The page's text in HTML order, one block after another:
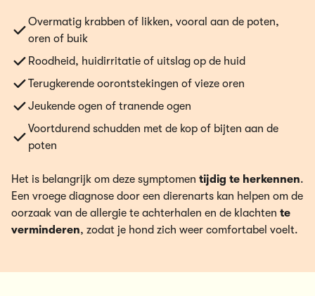
Overmatig krabben of likken, vooral aan de poten,
oren of buik
Roodheid, huidirritatie of uitslag op de huid
Terugkerende oorontstekingen of vieze oren
Jeukende ogen of tranende ogen
Voortdurend schudden met de kop of bijten aan de
poten
Het is belangrijk om deze symptomen tijdig te herkennen.
Een vroege diagnose door een dierenarts kan helpen om de
oorzaak van de allergie te achterhalen en de klachten te
verminderen, zodat je hond zich weer comfortabel voelt.